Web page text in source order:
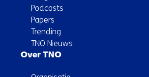
Podcasts
Papers
Trending
TNO Nieuws
Over TNO